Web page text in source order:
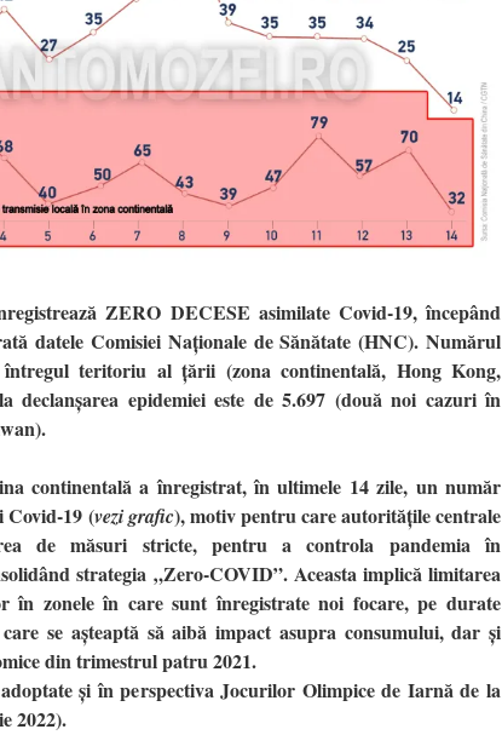
ZERO DECESE asimilate Covid-19, începând
datele Comisiei Naționale de Sănătate (HNC). Numărul
teritoriu al țării (zona continentală, Hong Kong,
declanșarea epidemiei este de 5.697 (două noi cazuri în
continentală a înregistrat, în ultimele 14 zile, un număr
Covid-19 (vezi grafic), motiv pentru care autoritățile centrale
de măsuri stricte, pentru a controla pandemia în
strategia „Zero-COVID”. Aceasta implică limitarea
în zonele în care sunt înregistrate noi focare, pe durate
se așteaptă să aibă impact asupra consumului, dar și
din trimestrul patru 2021.
și în perspectiva Jocurilor Olimpice de Iarnă de la
2022).